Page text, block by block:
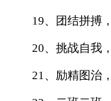
19、团结拼搏，
20、挑战自我，
21、励精图治，